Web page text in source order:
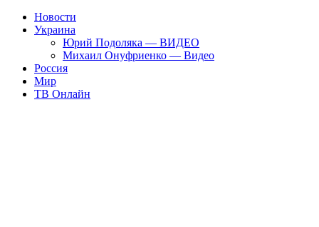
Новости
Украина
Юрий Подоляка — ВИДЕО
Михаил Онуфриенко — Видео
Россия
Мир
ТВ Онлайн